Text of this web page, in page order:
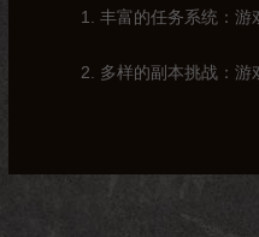
1. 丰富的任务系统：
2. 多样的副本挑战：
二、职业与技能